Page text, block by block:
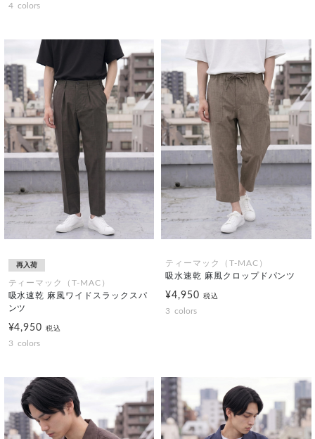
4 colors
再入荷
ティーマック（T-MAC）
吸水速乾 麻風ワイドスラックスパ
ンツ
¥4,950税込
3 colors
ティーマック（T-MAC）
吸水速乾 麻風クロップドパンツ
¥4,950 税込
3 colors